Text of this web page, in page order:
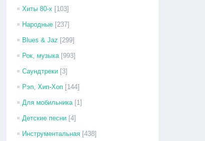
Хиты 80-х [103]
Народные [237]
Blues & Jaz [299]
Рок, музыка [993]
Саундтреки [3]
Рэп, Хип-Хоп [144]
Для мобильника [1]
Детские песни [4]
Инструментальная [438]